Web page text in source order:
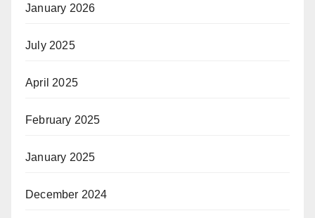
January 2026
July 2025
April 2025
February 2025
January 2025
December 2024